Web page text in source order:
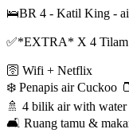
🛌BR 4 - Katil King -
✅*EXTRA* X 4 Tilam
🛜 Wifi + Netflix
❄️ Penapis air Cuckoo
🚿 4 bilik air with water
🛋 Ruang tamu &